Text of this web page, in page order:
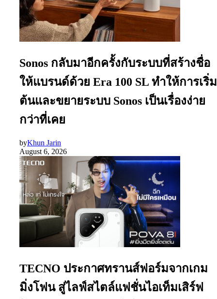
Sonos กลับมาอีกครั้งกับระบบที่สร้างชื่อ
ให้แบรนด์ด้วย Era 100 SL ทำให้การเริ่ม
ต้นและขยายระบบ Sonos เป็นเรื่องง่าย
กว่าที่เคย
byKhun Jarin
August 6, 2026
TECNO ประกาศทรานส์ฟอร์มจากเกม
มิ่งโฟน สู่ไลฟ์สไตล์แฟชั่นไอเท็มเสิร์ฟ